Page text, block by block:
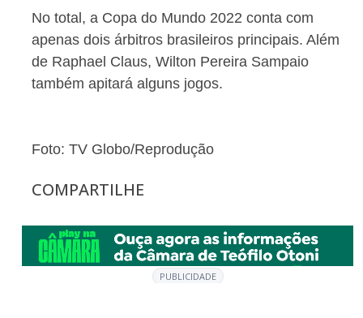
No total, a Copa do Mundo 2022 conta com
apenas dois árbitros brasileiros principais. Além
de Raphael Claus, Wilton Pereira Sampaio
também apitará alguns jogos.
Foto: TV Globo/Reprodução
COMPARTILHE
PUBLICIDADE